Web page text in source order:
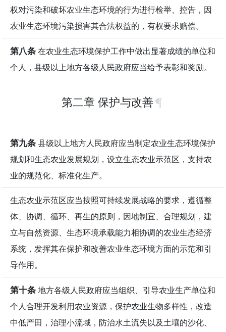
权对污染和破坏农业生态环境的行为进行检举、控告，因
农业生态环境污染损害其合法权益的，有权要求赔偿。
第八条在农业生态环境保护工作中做出显著成绩的单位和
个人，县级以上地方各级人民政府应当给予表彰和奖励。
第二章 保护与改善
第九条县级以上地方人民政府应当制定农业生态环境保护
规划和生态农业发展规划，设立生态农业示范区，支持农
业的规范化、标准化生产。
生态农业示范区应当按照可持续发展战略的要求，遵循整
体、协调、循环、再生的原则，因地制宜、合理规划，建
立与自然资源、生态环境承载能力相协调的农业生态经济
系统，发挥其在保护和改善农业生态环境方面的示范和引
导作用。
第十条地方各级人民政府应当组织、引导农业生产单位和
个人合理开发利用农业资源，保护农业生物多样性，改造
中低产田，治理小流域，防治水土流失以及土壤的沙化、